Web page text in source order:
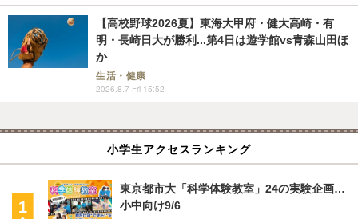
【高校野球2026夏】東海大甲府・健大高崎・有
明・長崎日大が勝利...第4日は遊学館vs青森山田ほ
か
生活・健康
2026.8.7 Fri 15:52
小学生アクセスランキング
東京都市大「科学体験教室」24の実験企画…
小中向け9/6